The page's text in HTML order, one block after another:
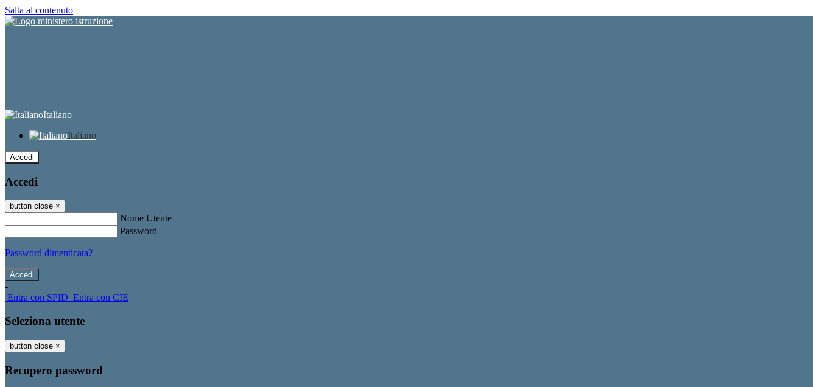
Salta al contenuto
Italiano
Italiano
Accedi
Accedi
button close ×
Nome Utente
Password
Password dimenticata?
-
Entra con SPID Entra con CIE
Seleziona utente
button close ×
Recupero password